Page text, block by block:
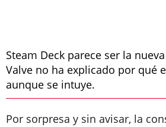
Steam Deck parece ser la
Valve no ha explicado por qué
aunque se intuye.
Por sorpresa y sin avisar, la